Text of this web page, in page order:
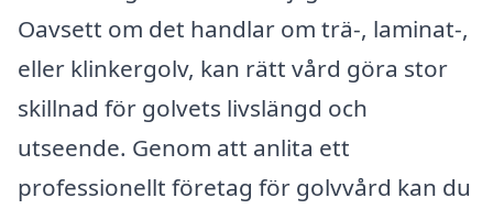
Oavsett om det handlar om trä-, laminat-,
eller klinkergolv, kan rätt vård göra stor
skillnad för golvets livslängd och
utseende. Genom att anlita ett
professionellt företag för golvvård kan du